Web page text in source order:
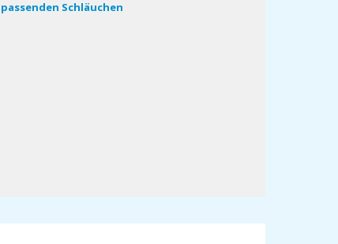
passenden Schläuchen